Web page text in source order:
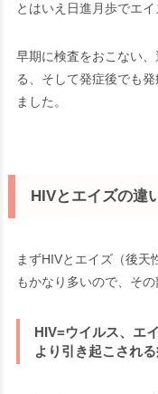
とはいえ日進月歩でエ
早期に検査をおこない
る、そして発症後でも
ました。
HIVとエイズの違
まずHIVと エイズ（後天
もかなり多いので、そ
HIV=ウイルス、エ
より引き起こされ